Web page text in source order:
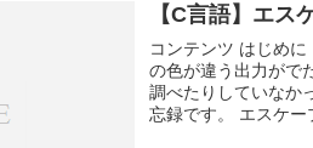
【C言語】エス
コンテンツ はじめ
の色が違う出力がで
調べたりしていなか
忘録です。 エスケー